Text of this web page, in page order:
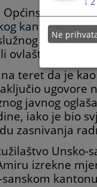
Općinski sud u
kantonaprotiv
ovlaštenja.
teret da je
javnog
iako je bio
zasnivanja
Unsko-
izrekne
Ne